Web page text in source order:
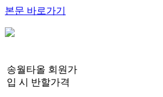
본문 바로가기
송월타올 회원가
입 시 반할가격